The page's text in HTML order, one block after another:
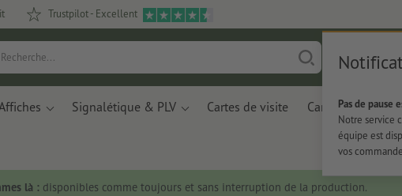
Trustpilot - Excellent
Pas de pause
Notre service
équipe est
vos
Signalétique & PLV Cartes de visite Carterie
là :disponibles comme toujours et sans interruption de la production.